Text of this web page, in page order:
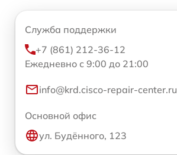
Служба поддержки
+7 (861) 212-36-12
Ежедневно с 9:00 до 21:00
info@krd.cisco-repair-center.ru
Основной офис
ул. Будённого, 123